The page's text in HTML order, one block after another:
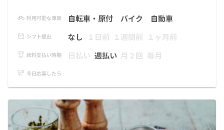
利用可能な車両 自転車・原付 バイク 自動車
シフト提出 なし １日前 １週間前 １ヶ月前
給料支払い時期 日払い 週払い 月２回 毎月
今日応募したら